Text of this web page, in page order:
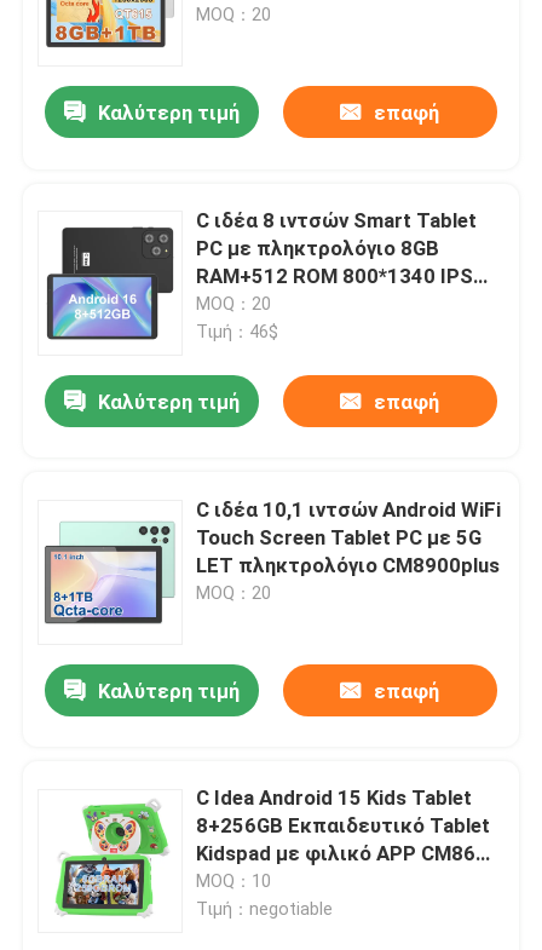
Προϊόντα
Βίντεο
A53 CM10016 plus
MOQ：20
Καλύτερη τιμή επαφή
C ιδέα 8 ιντσών Smart Tablet
PC με πληκτρολόγιο 8GB
RAM+512 ROM 800*1340 IPS
incell Εικονική οθόνη Εμφάνιση
BLACK CM866
MOQ：20
Τιμή：46$
Καλύτερη τιμή επαφή
C ιδέα 10,1 ιντσών Android WiFi
Touch Screen Tablet PC με 5G
LET πληκτρολόγιο CM8900plus
MOQ：20
Καλύτερη τιμή επαφή
C Idea Android 15 Kids Tablet
8+256GB Εκπαιδευτικό Tablet
Kidspad με φιλικό APP CM86
πράσινο
MOQ：10
Τιμή：negotiable